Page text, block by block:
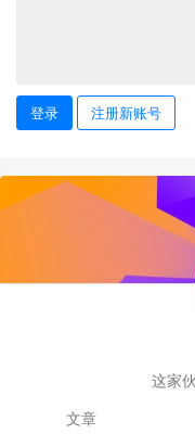
登录 注册新账号
这家
文章